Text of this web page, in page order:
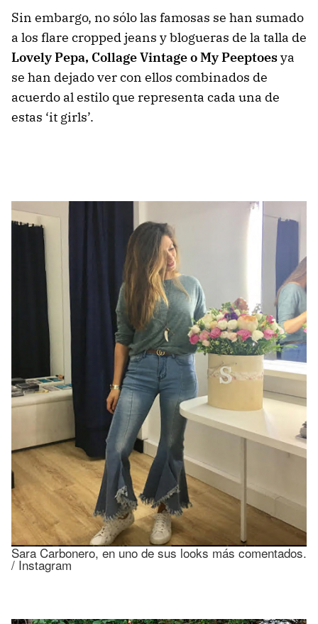
Sin embargo, no sólo las famosas se han sumado
a los flare cropped jeans y blogueras de la talla de
Lovely Pepa, Collage Vintage o My Peeptoesya
se han dejado ver con ellos combinados de
acuerdo al estilo que representa cada una de
estas ‘it girls’.
Sara Carbonero, en uno de sus looks más comentados.
/ Instagram